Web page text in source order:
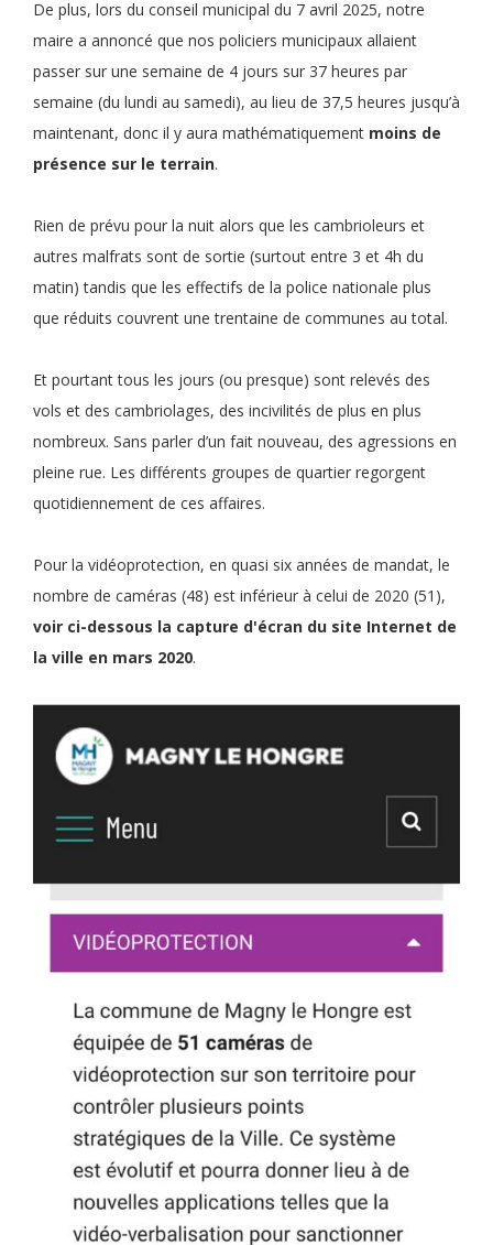
De plus, lors du conseil municipal du 7 avril 2025, notre
maire a annoncé que nos policiers municipaux allaient
passer sur une semaine de 4 jours sur 37 heures par
semaine (du lundi au samedi), au lieu de 37,5 heures jusqu’à
maintenant, donc il y aura mathématiquement moins de
présence sur le terrain.
Rien de prévu pour la nuit alors que les cambrioleurs et
autres malfrats sont de sortie (surtout entre 3 et 4h du
matin) tandis que les effectifs de la police nationale plus
que réduits couvrent une trentaine de communes au total.
Et pourtant tous les jours (ou presque) sont relevés des
vols et des cambriolages, des incivilités de plus en plus
nombreux. Sans parler d’un fait nouveau, des agressions en
pleine rue. Les différents groupes de quartier regorgent
quotidiennement de ces affaires.
Pour la vidéoprotection, en quasi six années de mandat, le
nombre de caméras (48) est inférieur à celui de 2020 (51),
voir ci-dessous la capture d'écran du site Internet de
la ville en mars 2020.